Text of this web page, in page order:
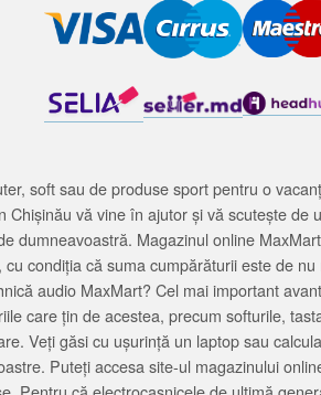
soft sau de produse sport pentru o
vă vine în ajutor și vă scutește
dumneavoastră. Magazinul online
condiția că suma cumpărăturii este de
audio MaxMart? Cel mai important
care țin de acestea, precum softurile,
Veți găsi cu ușurință un laptop sau
Puteți accesa site-ul magazinului